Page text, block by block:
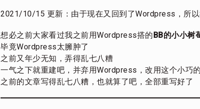
2021/10/15 更新：由于现在又回到了Wordpress，所
想必之前大家看过我之前用Wordpress搭的BB的小小树
毕竟Wordpress太臃肿了
之前又年少无知，弄得乱七八糟
一气之下就重建吧，并弃用Wordpress，改用这个小巧
之前的文章写得乱七八糟，也就算了吧，全部重写好了